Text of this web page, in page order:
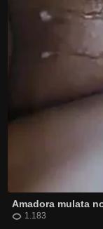
Amadora mulata
1.183